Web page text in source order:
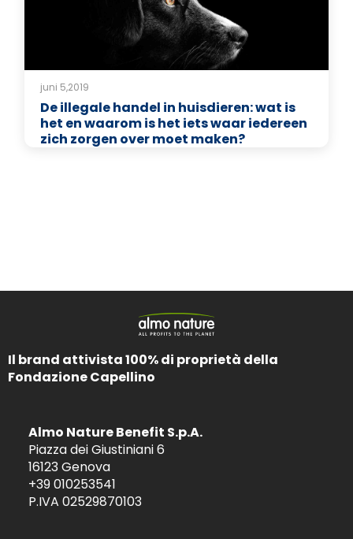
juni 5,2019
De illegale handel in huisdieren: wat is
het en waarom is het iets waar iedereen
zich zorgen over moet maken?
Il brand attivista 100% di proprietà della
Fondazione Capellino
Almo Nature Benefit S.p.A.
Piazza dei Giustiniani 6
16123 Genova
+39 010253541
P.IVA 02529870103